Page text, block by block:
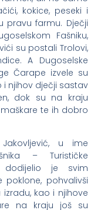
kokice, peseki i
pravu farmu. Dječji
Fašniku,
su postali Trolovi,
A Dugoselske
Čarape izvele su
njihov dječji sastav
dok su na kraju
te ih dobro
u ime
– Turističke
dodijelio je svim
pohvalivši
kao i njihove
na kraju još su